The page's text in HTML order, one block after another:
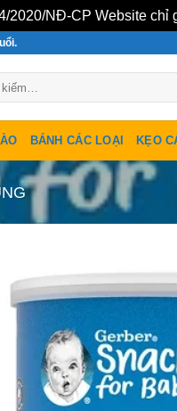
2020/NĐ-CP Website
BÁNH CÁC LOẠI KẸO